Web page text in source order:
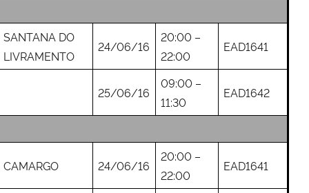
SANTANA DO
LIVRAMENTO
24/06/16
20:00 –
22:00
EAD1641
25/06/16
09:00 –
11:30
EAD1642
CAMARGO 24/06/16
20:00 –
22:00
EAD1641